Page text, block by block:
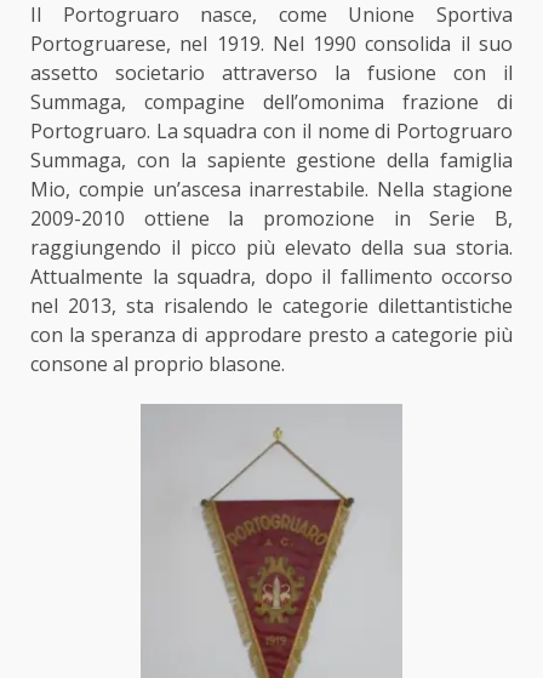
Il Portogruaro nasce, come Unione Sportiva
Portogruarese, nel 1919. Nel 1990 consolida il suo
assetto societario attraverso la fusione con il
Summaga, compagine dell’omonima frazione di
Portogruaro. La squadra con il nome di Portogruaro
Summaga, con la sapiente gestione della famiglia
Mio, compie un’ascesa inarrestabile. Nella stagione
2009-2010 ottiene la promozione in Serie B,
raggiungendo il picco più elevato della sua storia.
Attualmente la squadra, dopo il fallimento occorso
nel 2013, sta risalendo le categorie dilettantistiche
con la speranza di approdare presto a categorie più
consone al proprio blasone.